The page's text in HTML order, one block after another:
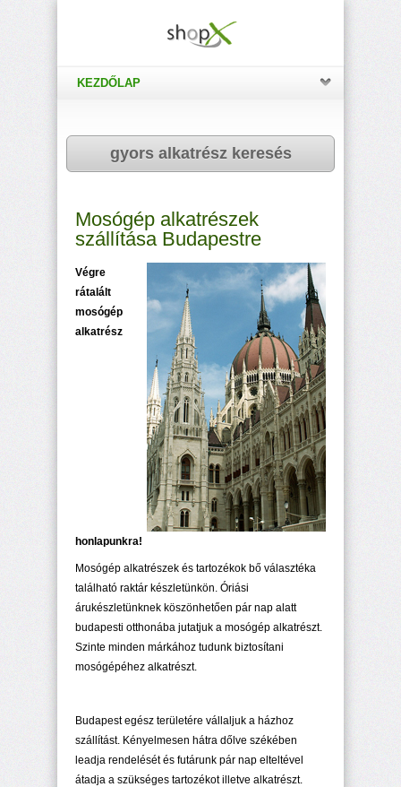
KEZDŐLAP
gyors alkatrész keresés
Mosógép alkatrészek
szállítása Budapestre
Végre
rátalált
mosógép
alkatrész
honlapunkra!
Mosógép alkatrészek és tartozékok bő választéka
található raktár készletünkön. Óriási
árukészletünknek köszönhetően pár nap alatt
budapesti otthonába jutatjuk a mosógép alkatrészt.
Szinte minden márkához tudunk biztosítani
mosógépéhez alkatrészt.
Budapest egész területére vállaljuk a házhoz
szállítást. Kényelmesen hátra dőlve székében
leadja rendelését és futárunk pár nap elteltével
átadja a szükséges tartozékot illetve alkatrészt.